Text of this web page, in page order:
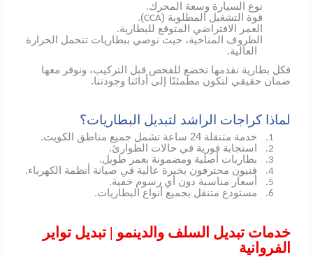
نوع السيارة وسعة المحرك.
قوة التشغيل المطلوبة (CCA
).
العمر الافتراضي المتوقع للبطارية.
الظروف المناخية، حيث نوصي ببطاريات تتحمل الحرارة
العالية.
فكل بطارية نقدمها تخضع للفحص قبل التركيب، ونوفر معها
ضمان حقيقي لتكون مطمئنًا إلى أدائنا وجودتنا.
لماذا كراجات الراشد لتبديل البطاريات؟
1. خدمة متنقلة 24 ساعة تشمل جميع مناطق الكويت.
2. استجابة فورية في حالات الطوارئ.
3. بطاريات أصلية ومضمونة بعمر طويل.
4. فنيون محترفون بخبرة عالية في صيانة أنظمة الكهرباء.
5. أسعار مناسبة دون أي رسوم خفية.
6. مستودع متنقل بجميع أنواع البطاريات.
خدمات تبديل السلف والدينمو | تبديل تواير
الفروانية